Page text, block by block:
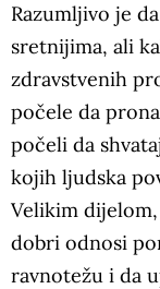
Razumljivo je
sretnijima, ali
zdravstvenih
počele da
počeli da
kojih ljudska
Velikim
dobri odnosi
ravnotežu i da